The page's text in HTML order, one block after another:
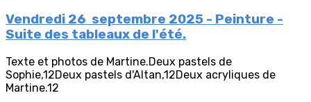
Vendredi 26 septembre 2025 - Peinture -
Suite des tableaux de l'été.
Texte et photos de Martine.Deux pastels de
Sophie,12Deux pastels d'Altan,12Deux acryliques de
Martine.12